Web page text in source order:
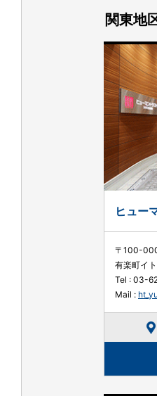
関東地
ヒュー
〒100-
有楽町イ
Tel : 03-
Mail :